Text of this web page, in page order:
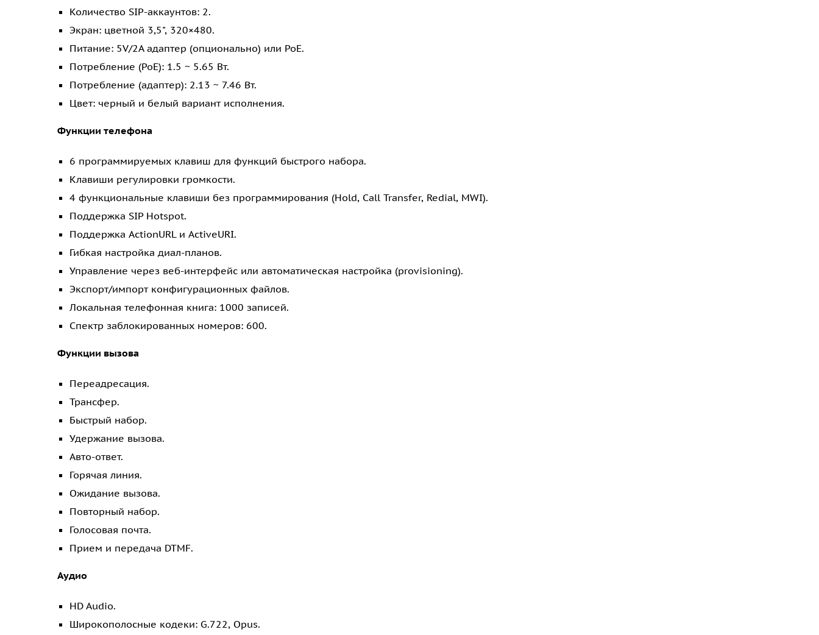
Количество SIP-аккаунтов: 2.
Экран: цветной 3,5", 320×480.
Питание: 5V/2A адаптер (опционально) или PoE.
Потребление (PoE): 1.5 ~ 5.65 Вт.
Потребление (адаптер): 2.13 ~ 7.46 Вт.
Цвет: черный и белый вариант исполнения.
Функции телефона
6 программируемых клавиш для функций быстрого набора.
Клавиши регулировки громкости.
4 функциональные клавиши без программирования (Hold, Call Transfer, Redial, MWI).
Поддержка SIP Hotspot.
Поддержка ActionURL и ActiveURI.
Гибкая настройка диал-планов.
Управление через веб-интерфейс или автоматическая настройка (provisioning).
Экспорт/импорт конфигурационных файлов.
Локальная телефонная книга: 1000 записей.
Спектр заблокированных номеров: 600.
Функции вызова
Переадресация.
Трансфер.
Быстрый набор.
Удержание вызова.
Авто-ответ.
Горячая линия.
Ожидание вызова.
Повторный набор.
Голосовая почта.
Прием и передача DTMF.
Аудио
HD Audio.
Широкополосные кодеки: G.722, Opus.